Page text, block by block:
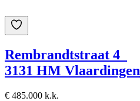
Rembrandtstraat 4
3131 HM Vlaardingen
€ 485.000 k.k.